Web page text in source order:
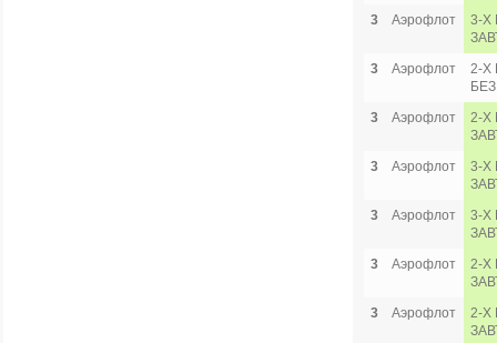
3
Аэрофлот
3-Х
3
Аэрофлот
2-Х
3
Аэрофлот
2-Х
3
Аэрофлот
3-Х
3
Аэрофлот
3-Х
3
Аэрофлот
2-Х
3
Аэрофлот
2-Х